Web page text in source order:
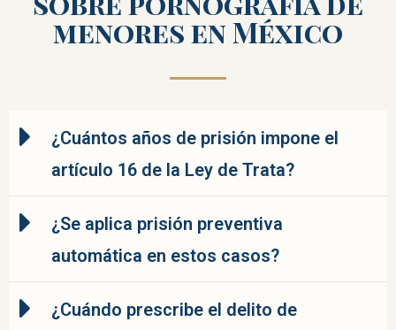
menores en México
¿Cuántos años de prisión impone el
artículo 16 de la Ley de Trata?
¿Se aplica prisión preventiva
automática en estos casos?
¿Cuándo prescribe el delito de